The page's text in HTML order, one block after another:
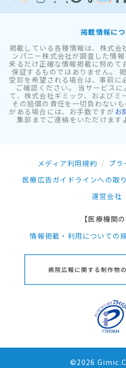
掲載情報に
掲載している各種情報は、株式会
ンパニー株式会社が調査した情
来るだけ正確な情報掲載に努めて
保証するものではありません。
受診を希望される場合は、事前に
ご確認ください。 当サービス
て、株式会社ギミック、およびミ
その賠償の責任を一切負わない
がある場合には、お手数ですが お
集部までご連絡をいただけます
メディア利用規約
プラ
医療広告ガイドラインへの取
運営会社
【医療機関の
情報掲載・利用についての
©2026